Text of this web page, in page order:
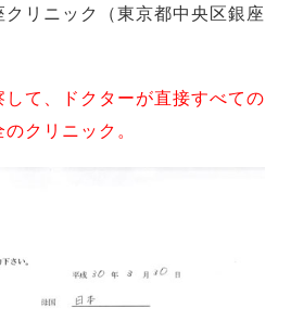
リニック（東京都中央区銀座
て、ドクターが直接すべての
クリニック。